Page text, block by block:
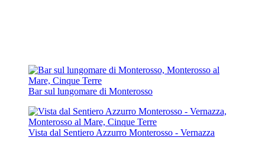
Bar sul lungomare di Monterosso
Vista dal Sentiero Azzurro Monterosso - Vernazza